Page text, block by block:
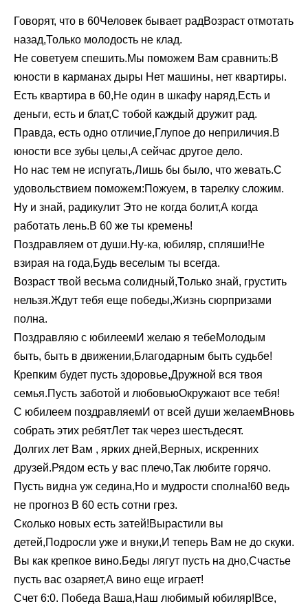
Говорят, что в 60Человек бывает радВозраст отмотать
назад,Только молодость не клад.
Не советуем спешить.Мы поможем Вам сравнить:В
юности в карманах дыры Нет машины, нет квартиры.
Есть квартира в 60,Не один в шкафу наряд,Есть и
деньги, есть и блат,С тобой каждый дружит рад.
Правда, есть одно отличие,Глупое до неприличия.В
юности все зубы целы,А сейчас другое дело.
Но нас тем не испугать,Лишь бы было, что жевать.С
удовольствием поможем:Пожуем, в тарелку сложим.
Ну и знай, радикулит Это не когда болит,А когда
работать лень.В 60 же ты кремень!
Поздравляем от души.Ну-ка, юбиляр, спляши!Не
взирая на года,Будь веселым ты всегда.
Возраст твой весьма солидный,Только знай, грустить
нельзя.Ждут тебя еще победы,Жизнь сюрпризами
полна.
Поздравляю с юбилеемИ желаю я тебеМолодым
быть, быть в движении,Благодарным быть судьбе!
Крепким будет пусть здоровье,Дружной вся твоя
семья.Пусть заботой и любовьюОкружают все тебя!
С юбилеем поздравляемИ от всей души желаемВновь
собрать этих ребятЛет так через шестьдесят.
Долгих лет Вам , ярких дней,Верных, искренних
друзей.Рядом есть у вас плечо,Так любите горячо.
Пусть видна уж седина,Но и мудрости сполна!60 ведь
не прогноз В 60 есть сотни грез.
Сколько новых есть затей!Вырастили вы
детей,Подросли уже и внуки,И теперь Вам не до скуки.
Вы как крепкое вино.Беды лягут пусть на дно,Счастье
пусть вас озаряет,А вино еще играет!
Счет 6:0. Победа Ваша,Наш любимый юбиляр!Все,